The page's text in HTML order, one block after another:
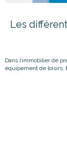
Les
Dans l’immobilier de
équipement de loisirs.